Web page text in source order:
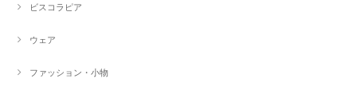
ビスコラピア
ウェア
ファッション・小物